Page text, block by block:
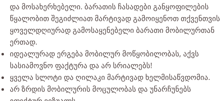
და მოსახერხებელი. ბარათის ჩასადები განყოფილების
წყალობით შეგიძლიათ მარტივად გამოიყენოთ თქვენთვის
ყოველდღიურად გამოსაყენებელი ბარათი მობილურთან
ერთად.
იდეალურად ერგება მობილურ მოწყობილობას, აქვს
სასიამოვნო ფაქტურა და არ სრიალებს!
ყველა სლოტი და ღილაკი მარტივად ხელმისაწვდომია.
არ ზრდის მობილურის მოცულობას და უნარჩუნებს